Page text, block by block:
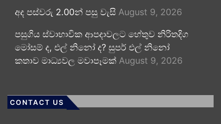
අද පස්වරු 2.00න් පසු වැසි August 9, 2026
පසුගිය ස්වාභාවික ආපදාවලට හේතුව නිරිතදිග
මෝසම් ද, එල් නිනෝ ද? සුපර් එල් නිනෝ
කතාව මාධ්‍යවල මවාපෑමක් August 9, 2026
CONTACT US